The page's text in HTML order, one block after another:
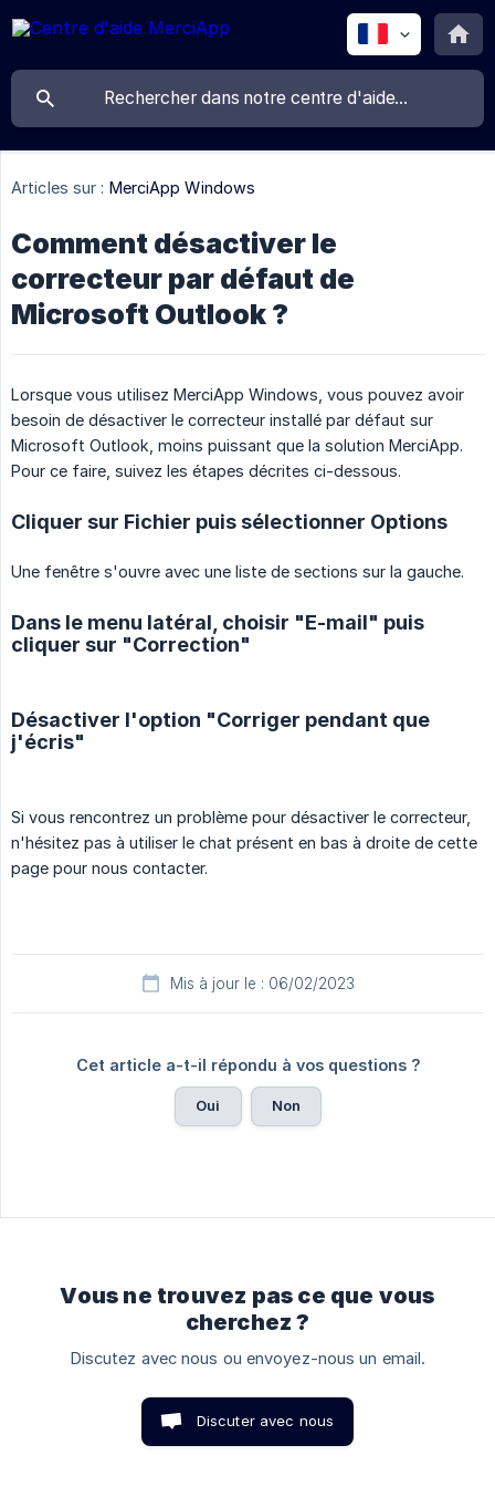
Articles sur : MerciApp Windows
Comment désactiver le
correcteur par défaut de
Microsoft Outlook ?
Lorsque vous utilisez MerciApp Windows, vous pouvez avoir
besoin de désactiver le correcteur installé par défaut sur
Microsoft Outlook, moins puissant que la solution MerciApp.
Pour ce faire, suivez les étapes décrites ci-dessous.
Cliquer sur Fichier puis sélectionner Options
Une fenêtre s'ouvre avec une liste de sections sur la gauche.
Dans le menu latéral, choisir "E-mail" puis
cliquer sur "Correction"
Désactiver l'option "Corriger pendant que
j'écris"
Si vous rencontrez un problème pour désactiver le correcteur,
n'hésitez pas à utiliser le chat présent en bas à droite de cette
page pour nous contacter.
Mis à jour le : 06/02/2023
Cet article a-t-il répondu à vos questions ?
Oui Non
Vous ne trouvez pas ce que vous
cherchez ?
Discutez avec nous ou envoyez-nous un email.
Discuter avec nous